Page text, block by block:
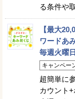
る条件や
【最大
ワードあ
毎週火曜
キャンペー
超簡単に
カウント